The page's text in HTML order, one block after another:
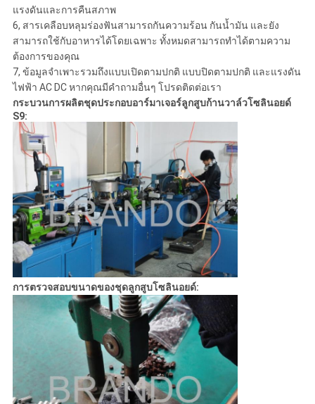
แรงดันและการคืนสภาพ
6, สารเคลือบหลุมร่องฟันสามารถกันความร้อน กันน้ำมัน และยัง
สามารถใช้กับอาหารได้โดยเฉพาะ ทั้งหมดสามารถทำได้ตามความ
ต้องการของคุณ
7, ข้อมูลจำเพาะรวมถึงแบบเปิดตามปกติ แบบปิดตามปกติ และแรงดัน
ไฟฟ้า AC DC หากคุณมีคำถามอื่นๆ โปรดติดต่อเรา
กระบวนการผลิตชุดประกอบอาร์มาเจอร์ลูกสูบก้านวาล์วโซลินอยด์
S9:
การตรวจสอบขนาดของชุดลูกสูบโซลินอยด์: